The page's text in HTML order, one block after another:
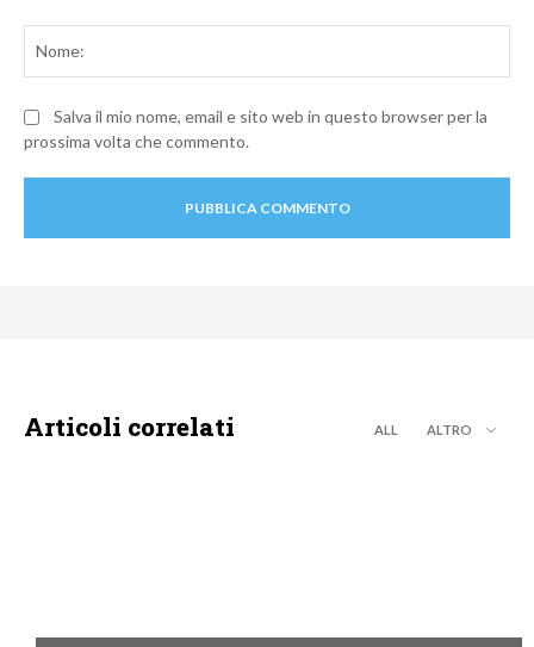
Salva il mio nome, email e sito web in questo browser per la
prossima volta che commento.
Articoli correlati ALL ALTRO